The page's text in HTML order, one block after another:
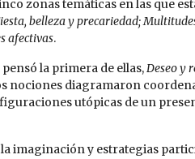
zonas temáticas en las que
belleza y precariedad;
afectivas.
la primera de ellas,Deseo y
nociones diagramaron
utópicas de un
imaginación y estrategias